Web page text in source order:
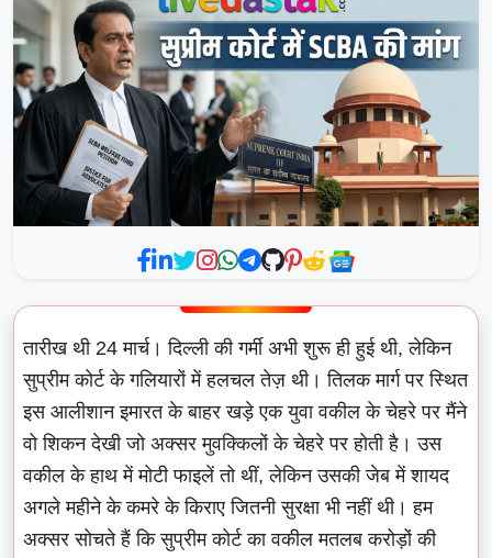
तारीख थी 24 मार्च। दिल्ली की गर्मी अभी शुरू ही हुई थी, लेकिन
सुप्रीम कोर्ट के गलियारों में हलचल तेज़ थी। तिलक मार्ग पर स्थित
इस आलीशान इमारत के बाहर खड़े एक युवा वकील के चेहरे पर मैंने
वो शिकन देखी जो अक्सर मुवक्किलों के चेहरे पर होती है। उस
वकील के हाथ में मोटी फाइलें तो थीं, लेकिन उसकी जेब में शायद
अगले महीने के कमरे के किराए जितनी सुरक्षा भी नहीं थी। हम
अक्सर सोचते हैं कि सुप्रीम कोर्ट का वकील मतलब करोड़ों की